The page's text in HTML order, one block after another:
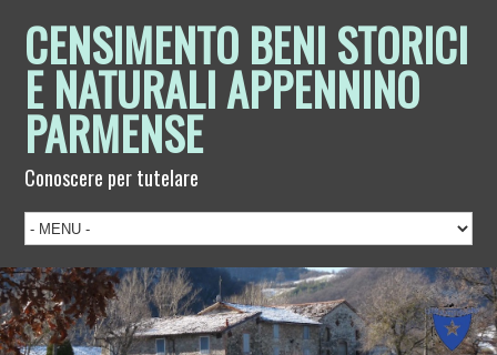
CENSIMENTO BENI STORICI
E NATURALI APPENNINO
PARMENSE
Conoscere per tutelare